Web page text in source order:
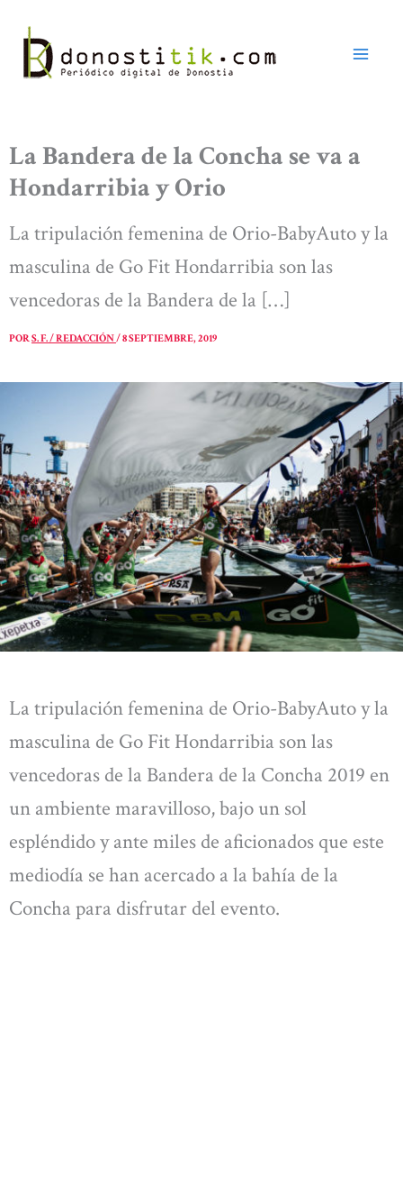
contenido
La Bandera de la Concha se va a
Hondarribia y Orio
La tripulación femenina de Orio-BabyAuto y la
masculina de Go Fit Hondarribia son las
vencedoras de la Bandera de la […]
PORS. F. / REDACCIÓN/8 SEPTIEMBRE, 2019
La tripulación femenina de Orio-BabyAuto y la
masculina de Go Fit Hondarribia son las
vencedoras de la Bandera de la Concha 2019 en
un ambiente maravilloso, bajo un sol
espléndido y ante miles de aficionados que este
mediodía se han acercado a la bahía de la
Concha para disfrutar del evento.